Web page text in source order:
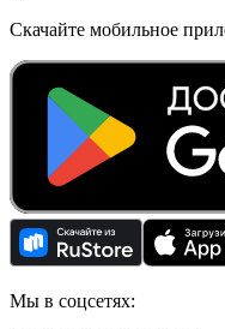
Скачайте мобильное
Мы в соцсетях: